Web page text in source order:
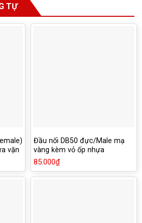
TỰ
vặn
Đầu nối DB50 đực/Male mạ
vàng kèm vỏ ốp nhựa
85.000₫